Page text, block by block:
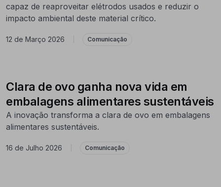
capaz de reaproveitar elétrodos usados e reduzir o
impacto ambiental deste material crítico.
12 de Março 2026 Comunicação
Clara de ovo ganha nova vida em
embalagens alimentares sustentáveis
A inovação transforma a clara de ovo em embalagens
alimentares sustentáveis.
16 de Julho 2026 Comunicação